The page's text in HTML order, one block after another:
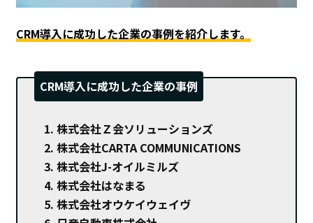
CRM導入に成功した企業の事例を紹介します。
CRM導入に成功した企業の事例
株式会社Ｚ会ソリューションズ
株式会社CARTA COMMUNICATIONS
株式会社J-オイルミルズ
株式会社はなまる
株式会社オウケイウェイヴ